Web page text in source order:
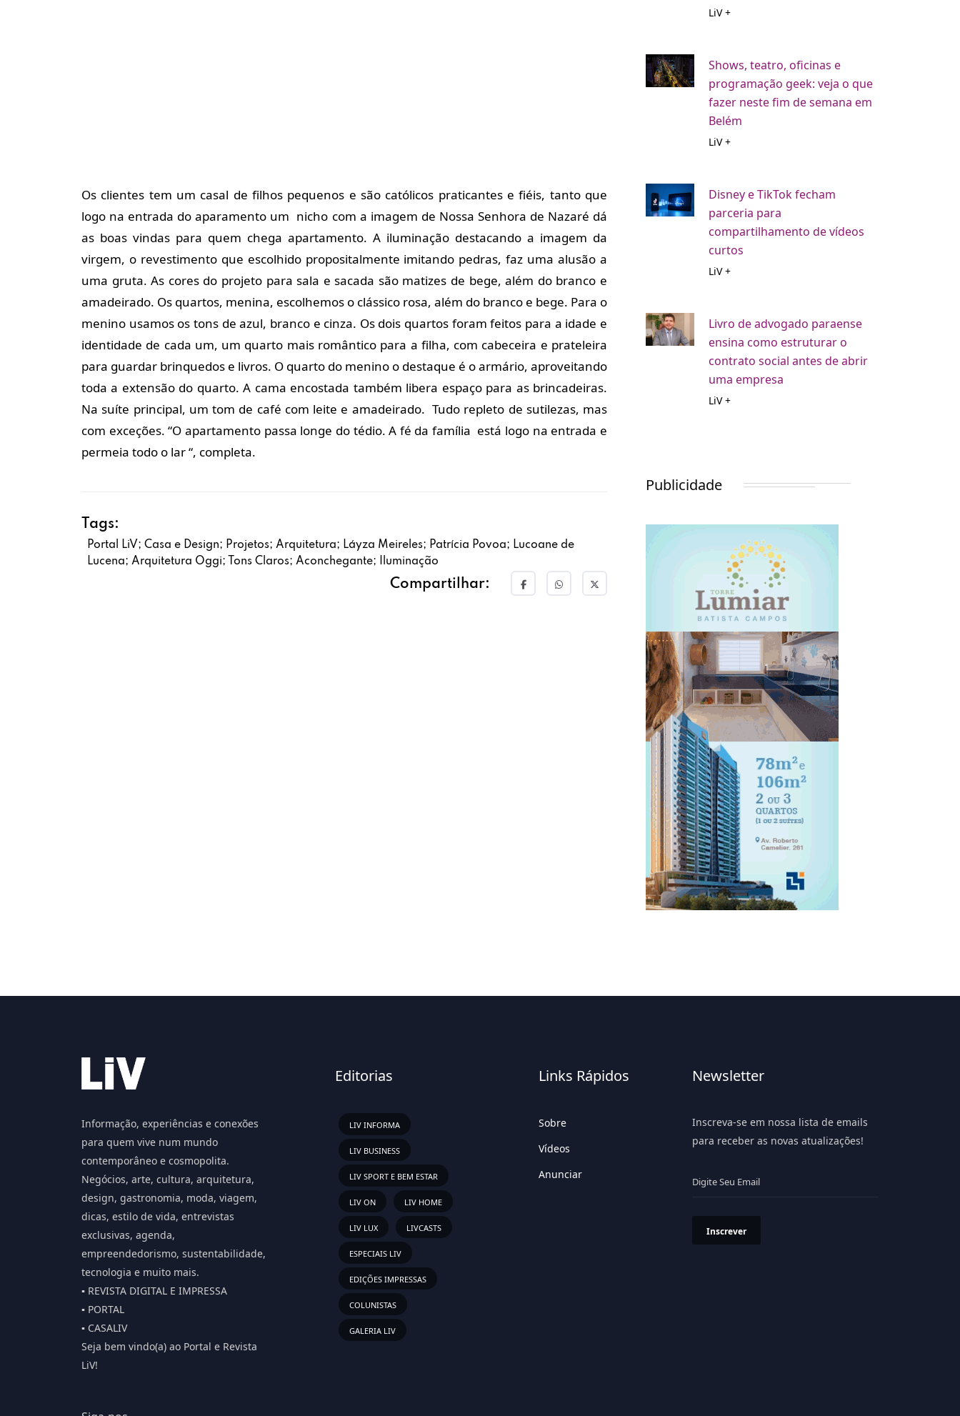
Os clientes tem um casal de filhos pequenos e são católicos praticantes e fiéis, tanto que
logo na entrada do aparamento um nicho com a imagem de Nossa Senhora de Nazaré dá
as boas vindas para quem chega apartamento. A iluminação destacando a imagem da
virgem, o revestimento que escolhido propositalmente imitando pedras, faz uma alusão a
uma gruta. As cores do projeto para sala e sacada são matizes de bege, além do branco e
amadeirado. Os quartos, menina, escolhemos o clássico rosa, além do branco e bege. Para o
menino usamos os tons de azul, branco e cinza. Os dois quartos foram feitos para a idade e
identidade de cada um, um quarto mais romântico para a filha, com cabeceira e prateleira
para guardar brinquedos e livros. O quarto do menino o destaque é o armário, aproveitando
toda a extensão do quarto. A cama encostada também libera espaço para as brincadeiras.
Na suíte principal, um tom de café com leite e amadeirado. Tudo repleto de sutilezas, mas
com exceções. “O apartamento passa longe do tédio. A fé da família está logo na entrada e
permeia todo o lar “, completa.
Tags:
Portal LiV; Casa e Design; Projetos; Arquitetura; Láyza Meireles; Patrícia Povoa; Lucoane de
Lucena; Arquitetura Oggi; Tons Claros; Aconchegante; Iluminação
Compartilhar:
LiV +
Shows, teatro, oficinas e
programação geek: veja o que
fazer neste fim de semana em
Belém
LiV +
Disney e TikTok fecham
parceria para
compartilhamento de vídeos
curtos
LiV +
Livro de advogado paraense
ensina como estruturar o
contrato social antes de abrir
uma empresa
LiV +
Publicidade
Informação, experiências e conexões
para quem vive num mundo
contemporâneo e cosmopolita.
Negócios, arte, cultura, arquitetura,
design, gastronomia, moda, viagem,
dicas, estilo de vida, entrevistas
exclusivas, agenda,
empreendedorismo, sustentabilidade,
tecnologia e muito mais.
▪️ REVISTA DIGITAL E IMPRESSA
▪️ PORTAL
▪️ CASALIV
Seja bem vindo(a) ao Portal e Revista
LiV!
Editorias
LIV INFORMA
LIV BUSINESS
LIV SPORT E BEM ESTAR
LIV ON LIV HOME
LIV LUX LIVCASTS
ESPECIAIS LIV
EDIÇÕES IMPRESSAS
COLUNISTAS
GALERIA LIV
Links Rápidos
Sobre
Vídeos
Anunciar
Newsletter
Inscreva-se em nossa lista de emails
para receber as novas atualizações!
Inscrever